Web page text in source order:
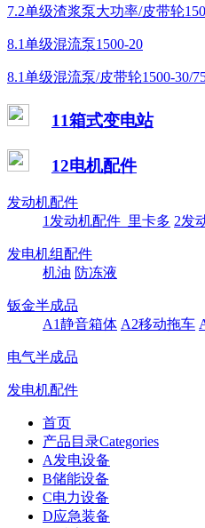
7.2单级渣浆泵大功率/皮带轮
8.1单级混流泵1500-20
8.1单级混流泵/皮带轮1500-30/
11箱式变电站
12电机配件
发动机配件
1发动机配件_里卡多 2发
发电机组配件
机油 防冻液
钣金半成品
A1静音箱体 A2移动拖车
电气半成品
发电机配件
首页
产品目录Categories
A发电设备
B储能设备
C电力设备
D应急装备